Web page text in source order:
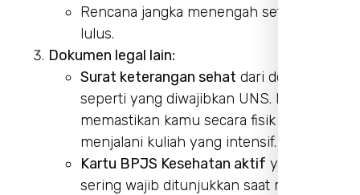
Rencana jangka menengah setelah
lulus.
Dokumen legal lain:
Surat keterangan sehat dari dokter,
seperti yang diwajibkan UNS. Ini
memastikan kamu secara fisik siap
menjalani kuliah yang intensif.
Kartu BPJS Kesehatan aktif yang
sering wajib ditunjukkan saat registrasi